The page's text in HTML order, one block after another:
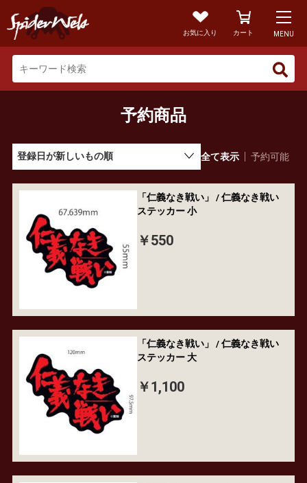
お気に入り カート MENU
予約商品
全て表示 予約可能
「仁義なき戦い」 / 仁義なき戦い
ステッカー 小
￥550
「仁義なき戦い」 / 仁義なき戦い
ステッカー 大
￥1,100